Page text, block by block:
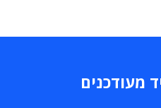
מעודכנים